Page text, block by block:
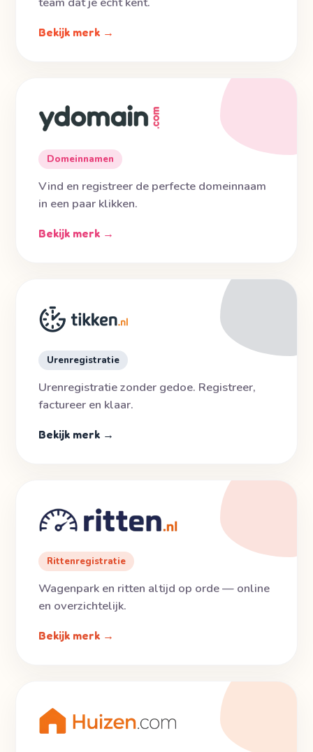
Bekijk merk →
Domeinnamen
Vind en registreer de perfecte domeinnaam
in een paar klikken.
Bekijk merk →
Urenregistratie
Urenregistratie zonder gedoe. Registreer,
factureer en klaar.
Bekijk merk →
Rittenregistratie
Wagenpark en ritten altijd op orde — online
en overzichtelijk.
Bekijk merk →